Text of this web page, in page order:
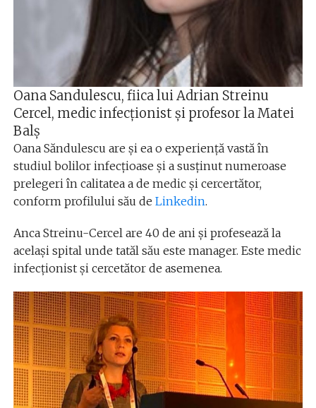
Oana Sandulescu, fiica lui Adrian Streinu
Cercel, medic infecționist și profesor la Matei
Balș
Oana Săndulescu are și ea o experiență vastă în
studiul bolilor infecțioase și a susținut numeroase
prelegeri în calitatea a de medic și cercertător,
conform profilului său de Linkedin.
Anca Streinu-Cercel are 40 de ani și profesează la
același spital unde tatăl său este manager. Este medic
infecționist și cercetător de asemenea.